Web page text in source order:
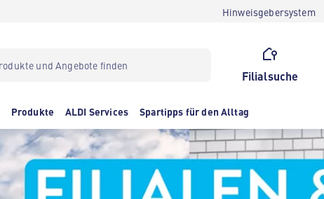
Hinweisgebersystem
Filialsuche
Produkte ALDI Services Spartipps für den Alltag